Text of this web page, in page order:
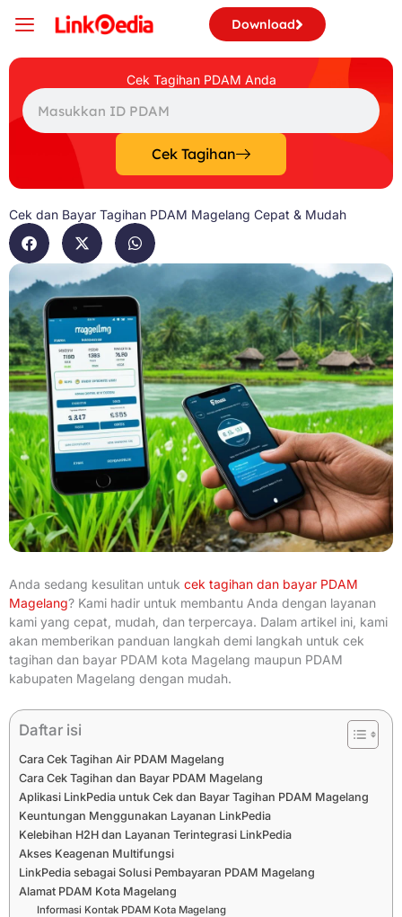
Download
Cek Tagihan PDAM Anda
Search
Cek Tagihan
Cek dan Bayar Tagihan PDAM Magelang Cepat & Mudah
Anda sedang kesulitan untuk cek tagihan dan bayar PDAM
Magelang? Kami hadir untuk membantu Anda dengan layanan
kami yang cepat, mudah, dan terpercaya. Dalam artikel ini, kami
akan memberikan panduan langkah demi langkah untuk cek
tagihan dan bayar PDAM kota Magelang maupun PDAM
kabupaten Magelang dengan mudah.
Daftar isi
Cara Cek Tagihan Air PDAM Magelang
Cara Cek Tagihan dan Bayar PDAM Magelang
Aplikasi LinkPedia untuk Cek dan Bayar Tagihan PDAM Magelang
Keuntungan Menggunakan Layanan LinkPedia
Kelebihan H2H dan Layanan Terintegrasi LinkPedia
Akses Keagenan Multifungsi
LinkPedia sebagai Solusi Pembayaran PDAM Magelang
Alamat PDAM Kota Magelang
Informasi Kontak PDAM Kota Magelang